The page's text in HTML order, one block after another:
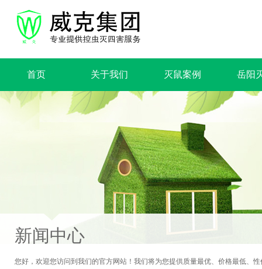
首页 关于我们 灭鼠案例 岳阳
新闻中心
您好，欢迎您访问到我们的官方网站！我们将为您提供质量最优、价格最低、